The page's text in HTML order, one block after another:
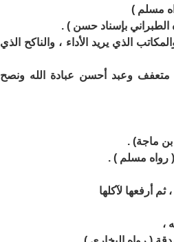
الذي يريد الأداء ، والناكح الذي
وعبد أحسن عبادة الله ونصح
ماجة) .